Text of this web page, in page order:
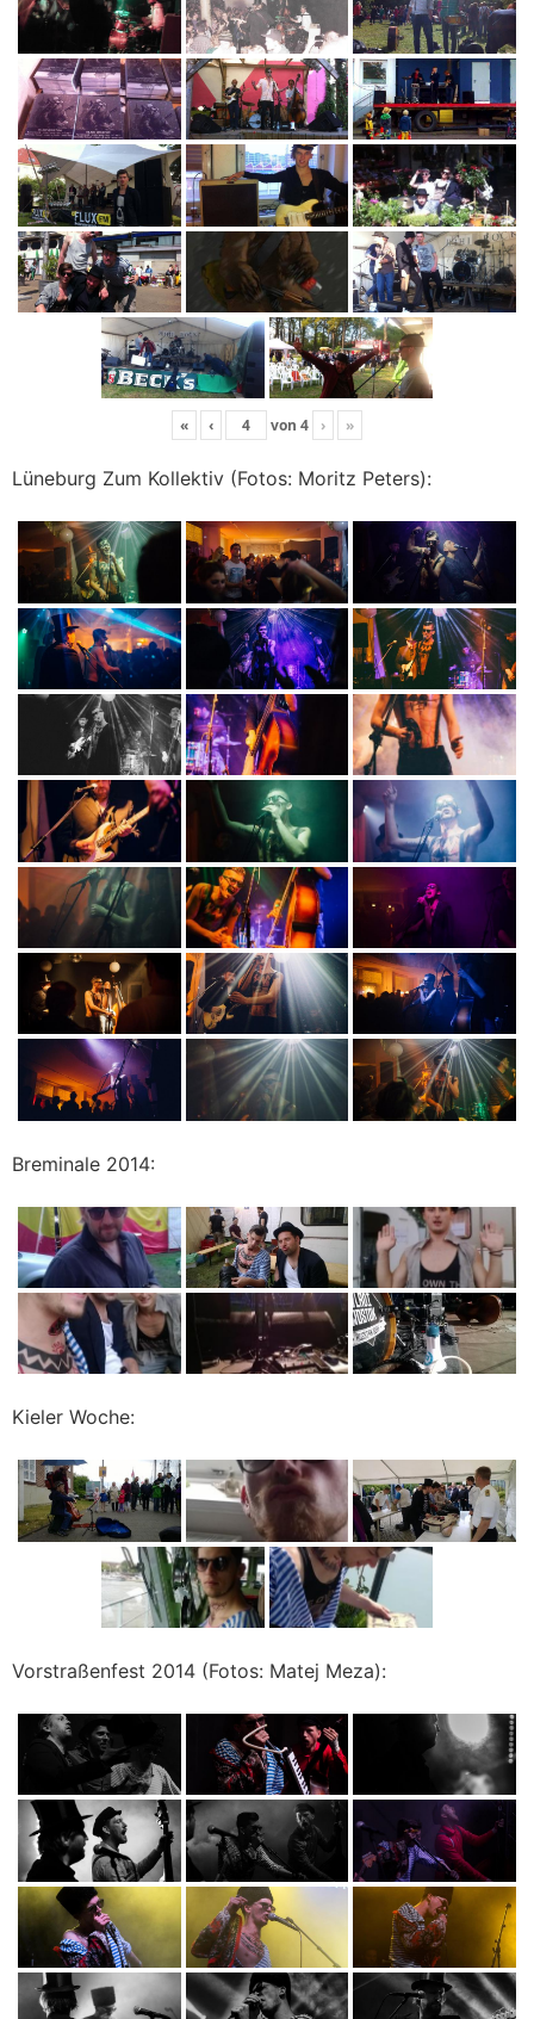
« ‹ von 4 › »
Lüneburg Zum Kollektiv (Fotos: Moritz Peters):
Breminale 2014:
Kieler Woche:
Vorstraßenfest 2014 (Fotos: Matej Meza):